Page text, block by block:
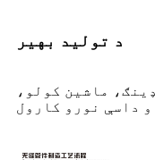
د تولید بهیر
ماشین کولو،